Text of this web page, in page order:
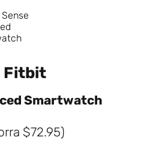
Fitbit
Smartwatch
$72.95)